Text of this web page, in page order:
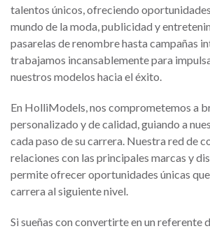
talentos únicos, ofreciendo
mundo de la moda, publicidad y
pasarelas de renombre hasta campañas
trabajamos incansablemente para
nuestros modelos hacia el éxito.
En HolliModels, nos comprometemos a
personalizado y de calidad, guiando a
cada paso de su carrera. Nuestra red de
relaciones con las principales marcas y
permite ofrecer oportunidades únicas
carrera al siguiente nivel.
Si sueñas con convertirte en un referente